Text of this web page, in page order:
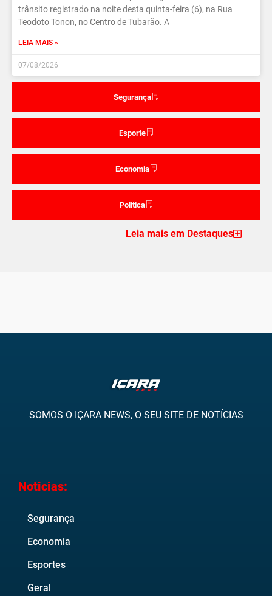
Segurança
Esporte
Economia
Politica
trânsito registrado na noite desta quinta-feira (6), na Rua
Teodoto Tonon, no Centro de Tubarão. A
LEIA MAIS »
07/08/2026
Leia mais em Destaques
SOMOS O IÇARA NEWS, O SEU SITE DE NOTÍCIAS
Noticias:
Segurança
Economia
Esportes
Geral